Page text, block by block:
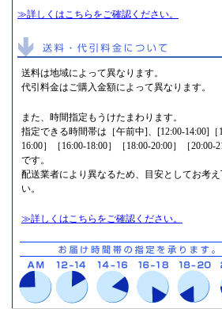
≫詳しくはこちらをご確認ください。
送料は地域によって異なります。
代引料金はご購入金額によって異なります。
また、時間指定もうけたまわります。
指定できる時間帯は［午前中]、[12:00-14:00]［
16:00］［16:00-18:00］［18:00-20:00］［20:00-
です。
配送業者により異なるため、目安としてお考え
い。
≫詳しくはこちらをご確認ください。